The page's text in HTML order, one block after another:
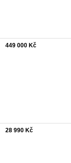
449 000 Kč
28 990 Kč